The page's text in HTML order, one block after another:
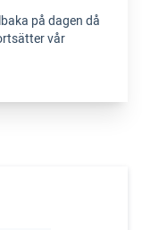
på dagen då
vår